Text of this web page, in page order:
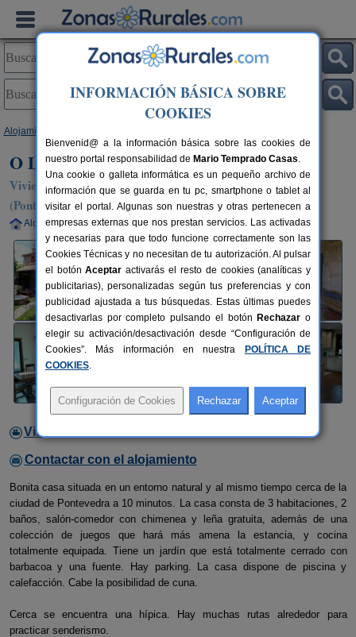
Alojamientos
O Lar de Sara
Vivienda turística en Ponte Caldelas / Puente Caldelas
(Pontevedra)
Alquiler completo 2-8+2 plazas 10 km de Pontevedra
Video
Contactar con el alojamiento
Bonita casa situada en un entorno natural y al mismo tiempo cerca de la
ciudad de Pontevedra a 10 minutos. La casa consta de 3 habitaciones, 2
baños, salón-comedor con chimenea y leña gratuita, además de una
colección de juegos que hará más amena la estancia, y cocina
totalmente equipada. Tiene un jardín que está totalmente cerrado con
barbacoa y una fuente. Hay parking. La casa dispone de piscina y
calefacción. Cabe la posibilidad de cuna.
Cerca se encuentra una hípica. Hay muchas rutas alrededor para
practicar senderismo.
INFORMACIÓN BÁSICA SOBRE
COOKIES
Bienvenid@ a la información básica sobre las cookies de
nuestro portal responsabilidad de Mario Temprado Casas.
Una cookie o galleta informática es un pequeño archivo de
información que se guarda en tu pc, smartphone o tablet al
visitar el portal. Algunas son nuestras y otras pertenecen a
empresas externas que nos prestan servicios. Las activadas
y necesarias para que todo funcione correctamente son las
Cookies Técnicas y no necesitan de tu autorización. Al pulsar
el botónAceptar activarás el resto de cookies (analíticas y
publicitarias), personalizadas según tus preferencias y con
publicidad ajustada a tus búsquedas. Estas últimas puedes
desactivarlas por completo pulsando el botón Rechazar o
elegir su activación/desactivación desde “Configuración de
Cookies”. Más información en nuestra
POLÍTICA DE
COOKIES.